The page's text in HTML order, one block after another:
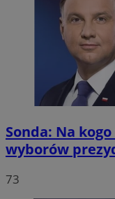
Sonda: Na
wyborów
73